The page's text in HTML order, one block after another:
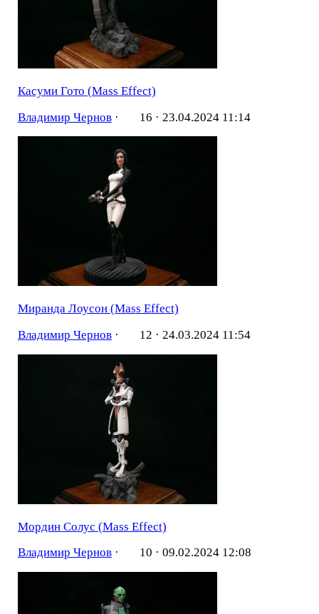
Касуми Гото (Mass Effect)
Владимир Чернов· 16 · 23.04.2024 11:14
Миранда Лоусон (Mass Effect)
Владимир Чернов· 12 · 24.03.2024 11:54
Мордин Солус (Mass Effect)
Владимир Чернов· 10 · 09.02.2024 12:08